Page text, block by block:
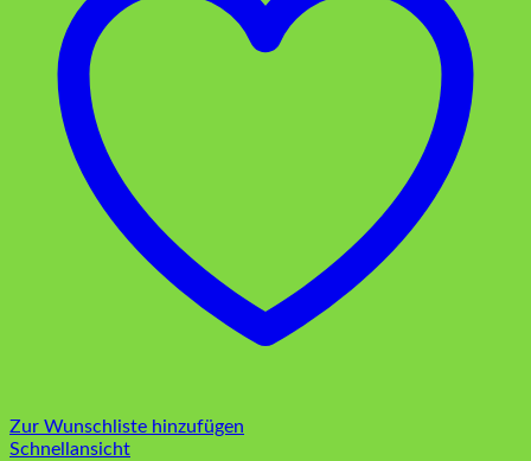
Zur Wunschliste hinzufügen
Schnellansicht